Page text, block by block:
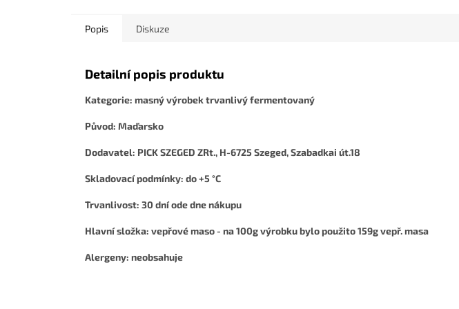
Popis Diskuze
Detailní popis produktu
Kategorie: masný výrobek trvanlivý fermentovaný
Původ: Maďarsko
Dodavatel: PICK SZEGED ZRt., H-6725 Szeged, Szabadkai út.18
Skladovací podmínky: do +5 °C
Trvanlivost: 30 dní ode dne nákupu
Hlavní složka: vepřové maso - na 100g výrobku bylo použito 159g vepř. masa
Alergeny: neobsahuje